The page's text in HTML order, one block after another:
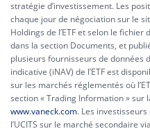
stratégie d’investissement. Les
chaque jour de négociation sur le
Holdings de l’ETF et selon le
dans la section Documents, et
plusieurs fournisseurs de données
indicative (iNAV) de l’ETF est
sur les marchés réglementés où
section « Trading Information » sur
www.vaneck.com. Les
l’UCITS sur le marché secondaire